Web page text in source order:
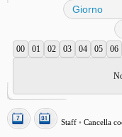
00 01 02 03 04 05 06
Staff • Cancella